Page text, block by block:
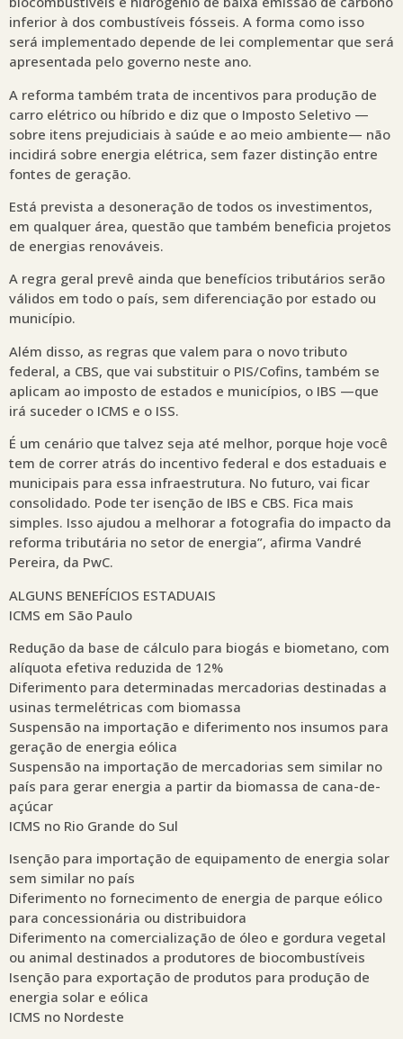
inferior à dos combustíveis fósseis. A forma como isso
será implementado depende de lei complementar que será
apresentada pelo governo neste ano.
A reforma também trata de incentivos para produção de
carro elétrico ou híbrido e diz que o Imposto Seletivo —
sobre itens prejudiciais à saúde e ao meio ambiente— não
incidirá sobre energia elétrica, sem fazer distinção entre
fontes de geração.
Está prevista a desoneração de todos os investimentos,
em qualquer área, questão que também beneficia projetos
de energias renováveis.
A regra geral prevê ainda que benefícios tributários serão
válidos em todo o país, sem diferenciação por estado ou
município.
Além disso, as regras que valem para o novo tributo
federal, a CBS, que vai substituir o PIS/Cofins, também se
aplicam ao imposto de estados e municípios, o IBS —que
irá suceder o ICMS e o ISS.
É um cenário que talvez seja até melhor, porque hoje você
tem de correr atrás do incentivo federal e dos estaduais e
municipais para essa infraestrutura. No futuro, vai ficar
consolidado. Pode ter isenção de IBS e CBS. Fica mais
simples. Isso ajudou a melhorar a fotografia do impacto da
reforma tributária no setor de energia”, afirma Vandré
Pereira, da PwC.
ALGUNS BENEFÍCIOS ESTADUAIS
ICMS em São Paulo
Redução da base de cálculo para biogás e biometano, com
alíquota efetiva reduzida de 12%
Diferimento para determinadas mercadorias destinadas a
usinas termelétricas com biomassa
Suspensão na importação e diferimento nos insumos para
geração de energia eólica
Suspensão na importação de mercadorias sem similar no
país para gerar energia a partir da biomassa de cana-de-
açúcar
ICMS no Rio Grande do Sul
Isenção para importação de equipamento de energia solar
sem similar no país
Diferimento no fornecimento de energia de parque eólico
para concessionária ou distribuidora
Diferimento na comercialização de óleo e gordura vegetal
ou animal destinados a produtores de biocombustíveis
Isenção para exportação de produtos para produção de
energia solar e eólica
ICMS no Nordeste